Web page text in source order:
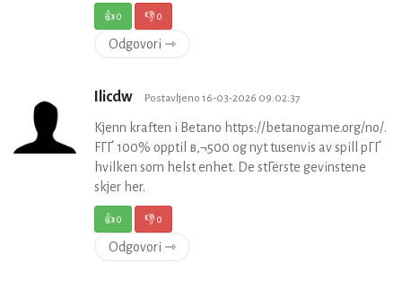
👍0 👎0
Odgovori ⇾
Ilicdw Postavljeno 16-03-2026 09:02:37
Kjenn kraften i Betano https://betanogame.org/no/.
FГҐ 100% opptil в‚¬500 og nyt tusenvis av spill pГҐ
hvilken som helst enhet. De stГёrste gevinstene
skjer her.
👍0 👎0
Odgovori ⇾